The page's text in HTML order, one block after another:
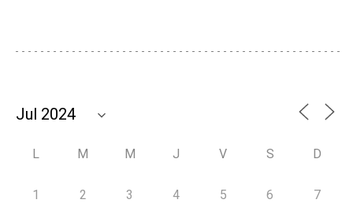
L M M J V S D
1 2 3 4 5 6 7